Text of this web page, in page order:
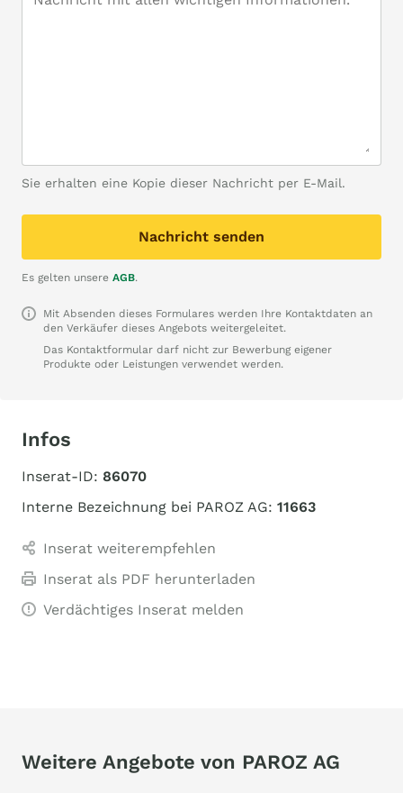
Sie erhalten eine Kopie dieser Nachricht per E-Mail.
Nachricht senden
Es gelten unsere AGB.
Mit Absenden dieses Formulares werden Ihre Kontaktdaten an
den Verkäufer dieses Angebots weitergeleitet.
Das Kontaktformular darf nicht zur Bewerbung eigener
Produkte oder Leistungen verwendet werden.
Infos
Inserat-ID: 86070
Interne Bezeichnung bei PAROZ AG: 11663
Inserat weiterempfehlen
Inserat als PDF herunterladen
Verdächtiges Inserat melden
Weitere Angebote von PAROZ AG